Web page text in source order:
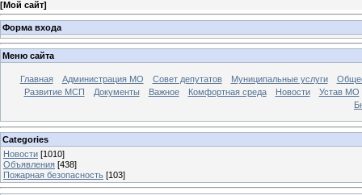
[Мой сайт]
Форма входа
Меню сайта
Главная Администрация МО Совет депутатов Муниципальные услуги
Развитие МСП
Документы Важное Комфортная среда Новости
Устав МО
Categories
Новости [1010]
Объявления [438]
Пожарная безопасность [103]